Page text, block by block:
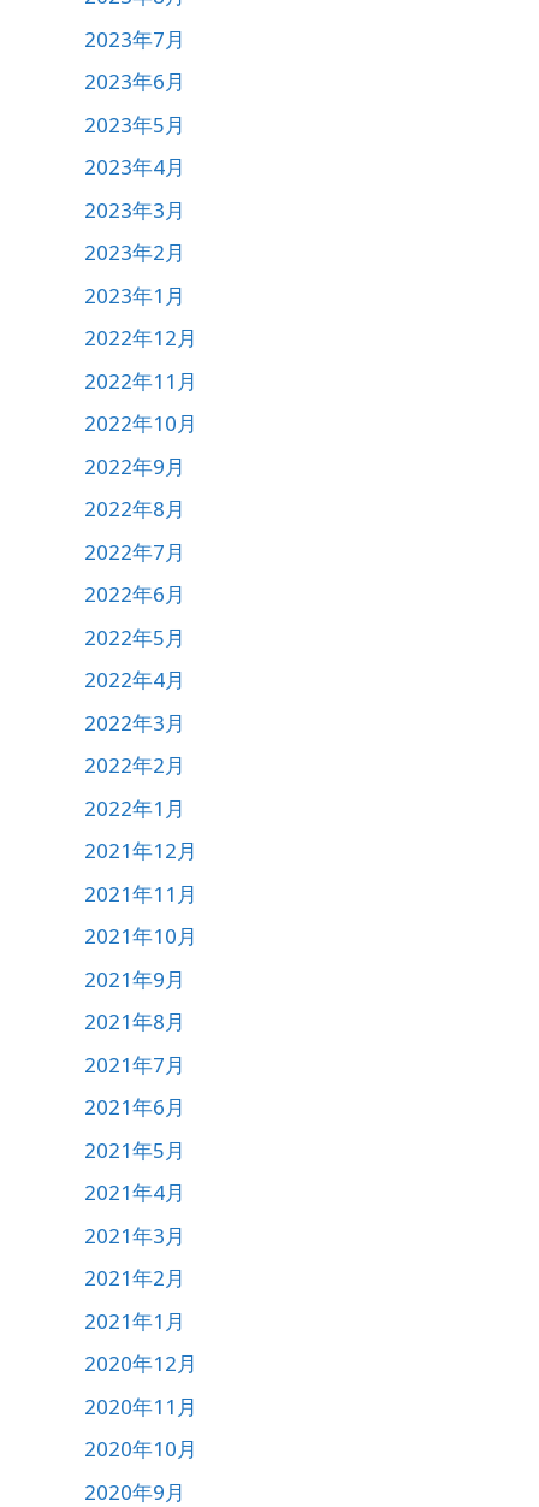
2023年7月
2023年6月
2023年5月
2023年4月
2023年3月
2023年2月
2023年1月
2022年12月
2022年11月
2022年10月
2022年9月
2022年8月
2022年7月
2022年6月
2022年5月
2022年4月
2022年3月
2022年2月
2022年1月
2021年12月
2021年11月
2021年10月
2021年9月
2021年8月
2021年7月
2021年6月
2021年5月
2021年4月
2021年3月
2021年2月
2021年1月
2020年12月
2020年11月
2020年10月
2020年9月